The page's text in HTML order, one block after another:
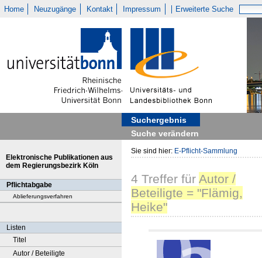
Home Neuzugänge Kontakt Impressum Erweiterte Suche
Suchergebnis
Suche verändern
Elektronische Publikationen aus
dem Regierungsbezirk Köln
Pflichtabgabe
Ablieferungsverfahren
Listen
Titel
Autor / Beteiligte
Sie sind hier: E-Pflicht-Sammlung
4 Treffer für Autor /
Beteiligte = "Flämig,
Heike"